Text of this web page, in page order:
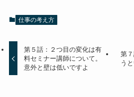
仕事の考え方
第５話：２つ目の変化は有
料セミナー講師について。
意外と壁は低いですよ
第
う